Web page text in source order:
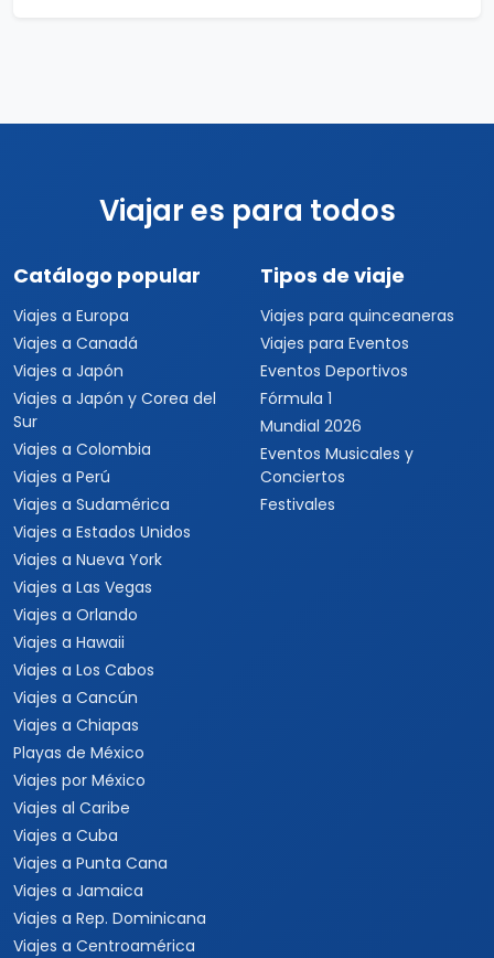
Viajar es para todos
Catálogo popular
Viajes a Europa
Viajes a Canadá
Viajes a Japón
Viajes a Japón y Corea del
Sur
Viajes a Colombia
Viajes a Perú
Viajes a Sudamérica
Viajes a Estados Unidos
Viajes a Nueva York
Viajes a Las Vegas
Viajes a Orlando
Viajes a Hawaii
Viajes a Los Cabos
Viajes a Cancún
Viajes a Chiapas
Playas de México
Viajes por México
Viajes al Caribe
Viajes a Cuba
Viajes a Punta Cana
Viajes a Jamaica
Viajes a Rep. Dominicana
Viajes a Centroamérica
Tipos de viaje
Viajes para quinceaneras
Viajes para Eventos
Eventos Deportivos
Fórmula 1
Mundial 2026
Eventos Musicales y
Conciertos
Festivales